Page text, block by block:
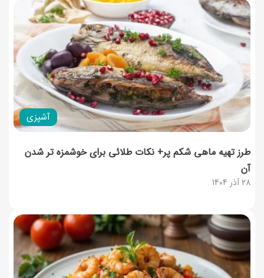
آشپزی
28 آذر 1404
طرز تهیه ماهی شکم پر+ نکات طلائی برای خوشمزه تر شدن
آن